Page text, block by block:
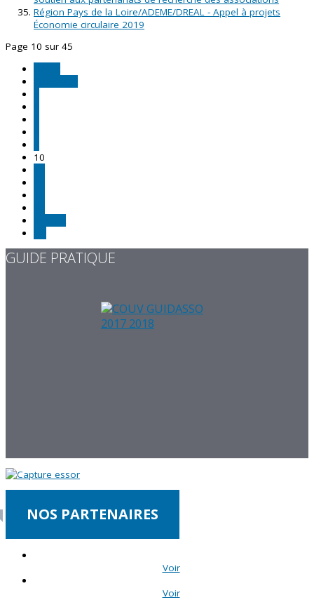
Région Pays de la Loire/ADEME/DREAL - Appel à projets
Économie circulaire 2019
Page 10 sur 45
10
GUIDE PRATIQUE
NOS PARTENAIRES
Voir
Voir